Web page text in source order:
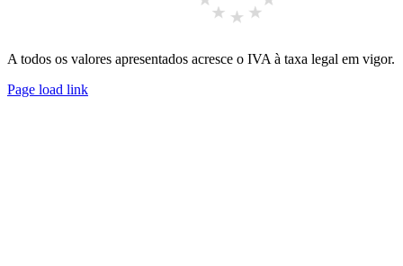
A todos os valores apresentados acresce o IVA à taxa legal em vigor.
Page load link